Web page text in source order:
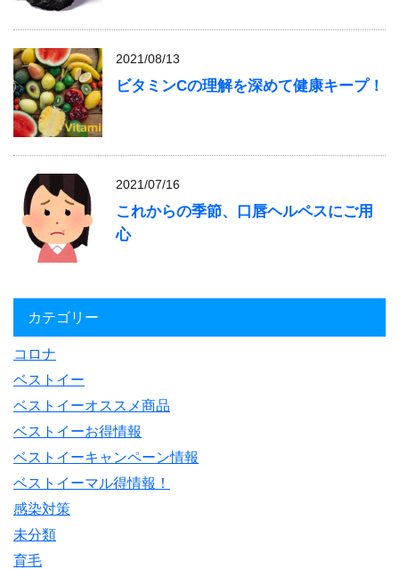
2021/08/13
ビタミンCの理解を深めて健康キープ！
2021/07/16
これからの季節、口唇ヘルペスにご用
心
カテゴリー
コロナ
ベストイー
ベストイーオススメ商品
ベストイーお得情報
ベストイーキャンペーン情報
ベストイーマル得情報！
感染対策
未分類
育毛